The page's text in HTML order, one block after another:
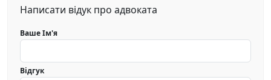
Написати відук про адвоката
Ваше Ім'я
Відгук